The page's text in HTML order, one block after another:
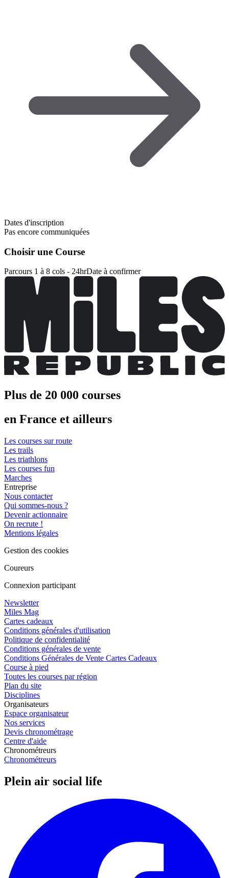
Dates d'inscription
Pas encore communiquées
Choisir une Course
Parcours 1 à 8 cols - 24hrDate à confirmer
Plus de 20 000 courses
en France et ailleurs
Les courses sur route
Les trails
Les triathlons
Les courses fun
Marches
Entreprise
Nous contacter
Qui sommes-nous ?
Devenir actionnaire
On recrute !
Mentions légales
Gestion des cookies
Coureurs
Connexion participant
Newsletter
Miles Mag
Cartes cadeaux
Conditions générales d'utilisation
Politique de confidentialité
Conditions générales de vente
Conditions Générales de Vente Cartes Cadeaux
Course à pied
Toutes les courses par région
Plan du site
Disciplines
Organisateurs
Espace organisateur
Nos services
Devis chronométrage
Centre d'aide
Chronométreurs
Chronométreurs
Plein air social life